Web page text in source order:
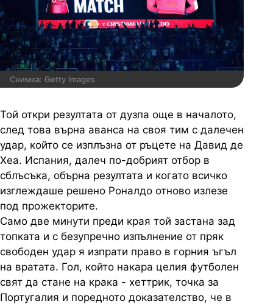
Снимка: Getty Images
Той откри резултата от дузпа още в началото,
след това върна аванса на своя тим с далечен
удар, който се изплъзна от ръцете на Давид де
Хеа. Испания, далеч по-добрият отбор в
сблъсъка, обърна резултата и когато всичко
изглеждаше решено Роналдо отново излезе
под прожекторите.
Само две минути преди края той застана зад
топката и с безупречно изпълнение от пряк
свободен удар я изпрати право в горния ъгъл
на вратата. Гол, който накара целия футболен
свят да стане на крака - хеттрик, точка за
Португалия и поредното доказателство, че в